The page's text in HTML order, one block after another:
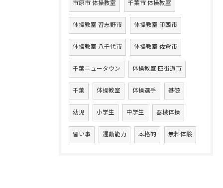
市原市 体操教室 千葉市 体操教室
体操教室 習志野市 体操教室 印西市
体操教室 八千代市 体操教室 佐倉市
千葉ニュータウン 体操教室 四街道市
千葉 体操教室 体操選手 基礎
幼児 小学生 中学生 器械体操
習い事 運動能力 本格的 無料体験